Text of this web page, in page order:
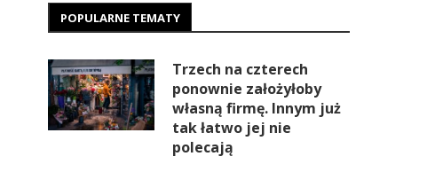
POPULARNE TEMATY
Trzech na czterech
ponownie założyłoby
własną firmę. Innym już
tak łatwo jej nie
polecają